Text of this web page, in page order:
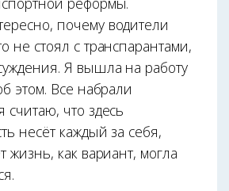
почему водители
не стоял с транспарантами,
Я вышла на работу
этом. Все набрали
что здесь
несёт каждый за себя,
жизнь, как вариант, могла